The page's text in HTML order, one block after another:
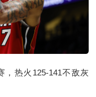
，热火125-141不敌灰